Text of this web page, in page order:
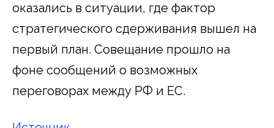
оказались в ситуации, где фактор
стратегического сдерживания вышел на
первый план. Совещание прошло на
фоне сообщений о возможных
переговорах между РФ и ЕС.